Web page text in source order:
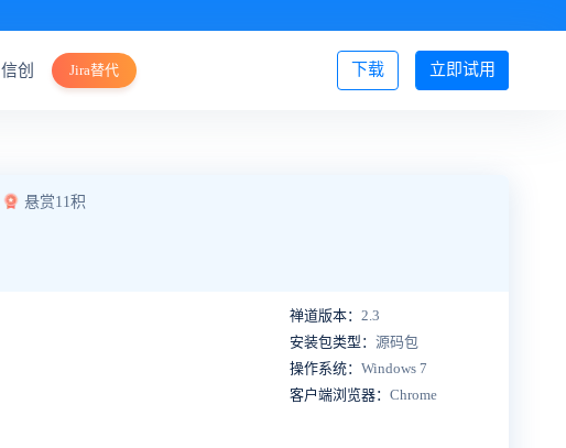
立即试用
下载
信创 Jira替代 登录/注册
悬赏11积
禅道版本： 2.3
安装包类型： 源码包
操作系统： Windows 7
客户端浏览器： Chrome